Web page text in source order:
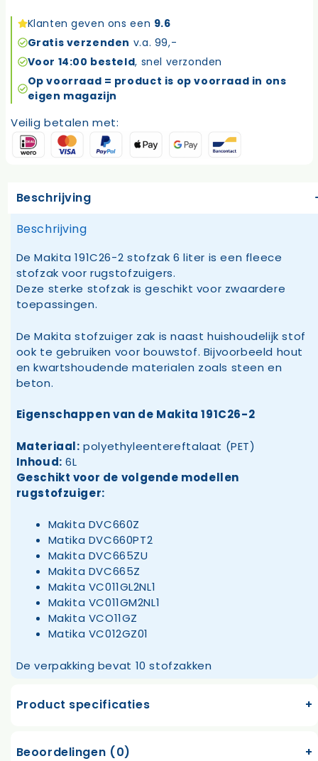
stofzak
aantal
Klanten geven ons een 9.6
Gratis verzenden v.a. 99,-
Voor 14:00 besteld, snel verzonden
Op voorraad = product is op voorraad in ons
eigen magazijn
Veilig betalen met:
Beschrijving
Beschrijving
De Makita 191C26-2 stofzak 6 liter is een fleece
stofzak voor rugstofzuigers.
Deze sterke stofzak is geschikt voor zwaardere
toepassingen.
De Makita stofzuiger zak is naast huishoudelijk stof
ook te gebruiken voor bouwstof. Bijvoorbeeld hout
en kwartshoudende materialen zoals steen en
beton.
Eigenschappen van de Makita 191C26-2
Materiaal: polyethyleentereftalaat (PET)
Inhoud: 6L
Geschikt voor de volgende modellen
rugstofzuiger:
Makita DVC660Z
Matika DVC660PT2
Makita DVC665ZU
Makita DVC665Z
Makita VC011GL2NL1
Makita VC011GM2NL1
Makita VCO11GZ
Matika VC012GZ01
De verpakking bevat 10 stofzakken
Product specificaties
Beoordelingen (0)